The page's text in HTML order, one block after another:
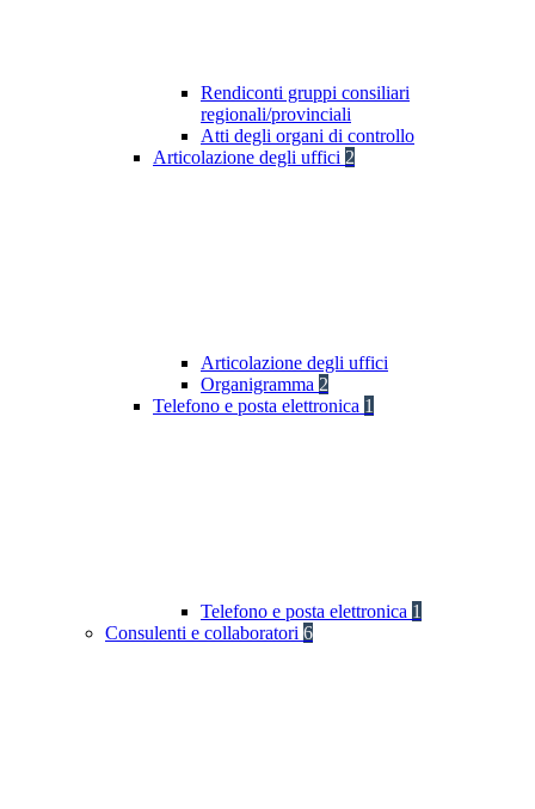
Rendiconti gruppi consiliari
regionali/provinciali
Atti degli organi di controllo
Articolazione degli uffici 2
Articolazione degli uffici
Organigramma 2
Telefono e posta elettronica 1
Telefono e posta elettronica 1
Consulenti e collaboratori 6